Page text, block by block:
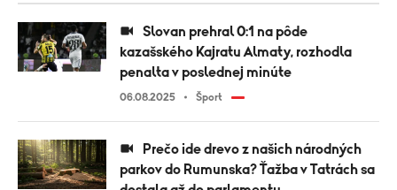
kazašského Kajratu Almaty, rozhodla
penalta v poslednej minúte
06.08.2025 Šport
parkov do Rumunska? Ťažba v Tatrách sa